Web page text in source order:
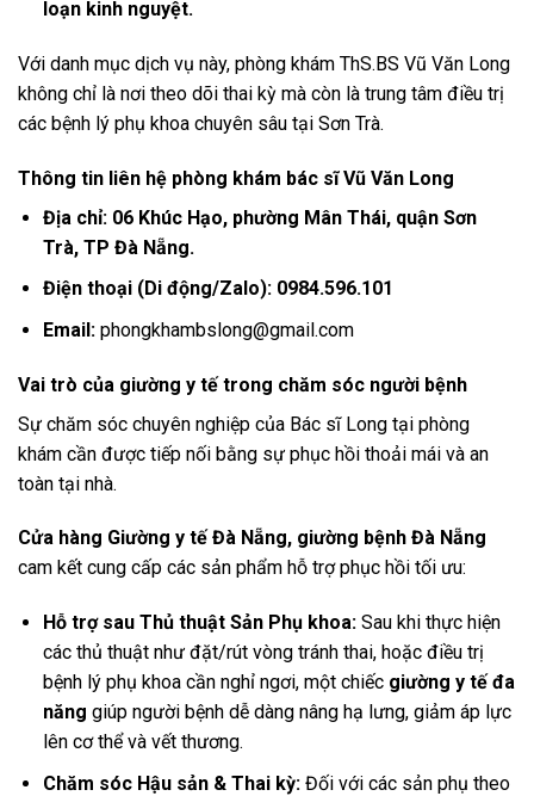
loạn kinh nguyệt.
Với danh mục dịch vụ này, phòng khám ThS.BS Vũ Văn Long
không chỉ là nơi theo dõi thai kỳ mà còn là trung tâm điều trị
các bệnh lý phụ khoa chuyên sâu tại Sơn Trà.
Thông tin liên hệ phòng khám bác sĩ Vũ Văn Long
Địa chỉ: 06 Khúc Hạo, phường Mân Thái, quận Sơn
Trà, TP Đà Nẵng.
Điện thoại (Di động/Zalo): 0984.596.101
Email:phongkhambslong@gmail.com
Vai trò của giường y tế trong chăm sóc người bệnh
Sự chăm sóc chuyên nghiệp của Bác sĩ Long tại phòng
khám cần được tiếp nối bằng sự phục hồi thoải mái và an
toàn tại nhà.
Cửa hàng Giường y tế Đà Nẵng, giường bệnh Đà Nẵng
cam kết cung cấp các sản phẩm hỗ trợ phục hồi tối ưu:
Hỗ trợ sau Thủ thuật Sản Phụ khoa:Sau khi thực hiện
các thủ thuật như đặt/rút vòng tránh thai, hoặc điều trị
bệnh lý phụ khoa cần nghỉ ngơi, một chiếc giường y tế đa
năng giúp người bệnh dễ dàng nâng hạ lưng, giảm áp lực
lên cơ thể và vết thương.
Chăm sóc Hậu sản & Thai kỳ:Đối với các sản phụ theo